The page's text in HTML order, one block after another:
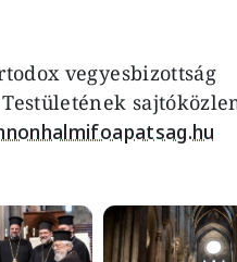
vegyesbizottság
Image